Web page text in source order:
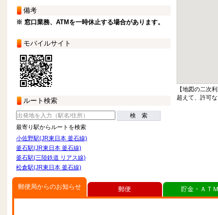
備考
※ 窓口業務、ATMを一時休止する場合があります。
モバイルサイト
ルート検索
検 索
最寄り駅からルートを検索
小佐野駅(JR東日本 釜石線)
釜石駅(JR東日本 釜石線)
釜石駅(三陸鉄道 リアス線)
松倉駅(JR東日本 釜石線)
【地図の二次
超えて、許可
郵便局からのお知らせ 郵便 貯金・ＡＴ